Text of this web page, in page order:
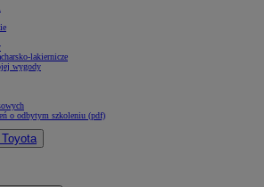
lakiernicze
wygody
o odbytym szkoleniu (pdf)